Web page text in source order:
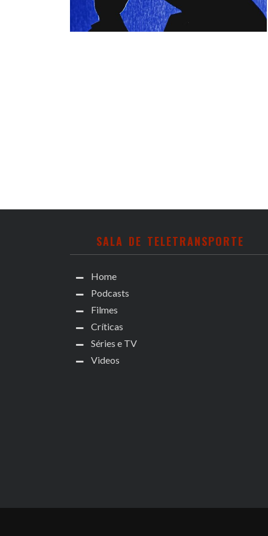
SALA DE TELETRANSPORTE
Home
Podcasts
Filmes
Críticas
Séries e TV
Videos